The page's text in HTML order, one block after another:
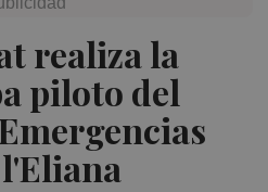
realiza la
piloto del
l'Eliana